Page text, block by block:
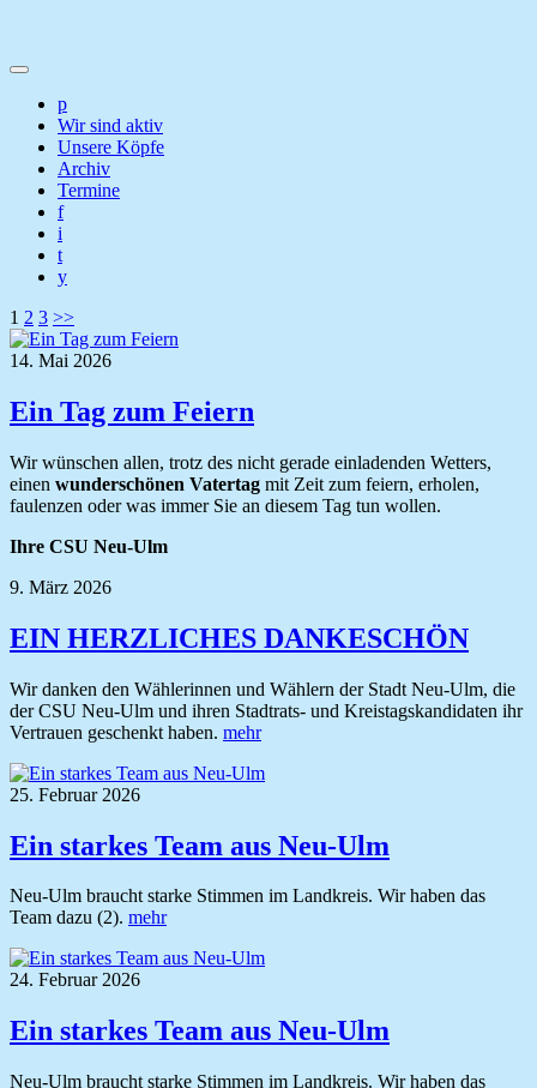
p
Wir sind aktiv
Unsere Köpfe
Archiv
Termine
f
i
t
y
Seitennummerierung
der
1 2 3 >>
14. Mai 2026
Ein Tag zum Feiern
Wir wünschen allen, trotz des nicht gerade einladenden Wetters,
einen wunderschönen Vatertag mit Zeit zum feiern, erholen,
faulenzen oder was immer Sie an diesem Tag tun wollen.
Ihre CSU Neu-Ulm
9. März 2026
EIN HERZLICHES DANKESCHÖN
Wir danken den Wählerinnen und Wählern der Stadt Neu-Ulm, die
der CSU Neu-Ulm und ihren Stadtrats- und Kreistagskandidaten ihr
Vertrauen geschenkt haben. mehr
25. Februar 2026
Ein starkes Team aus Neu-Ulm
Neu-Ulm braucht starke Stimmen im Landkreis. Wir haben das
Team dazu (2). mehr
24. Februar 2026
Ein starkes Team aus Neu-Ulm
Neu-Ulm braucht starke Stimmen im Landkreis. Wir haben das